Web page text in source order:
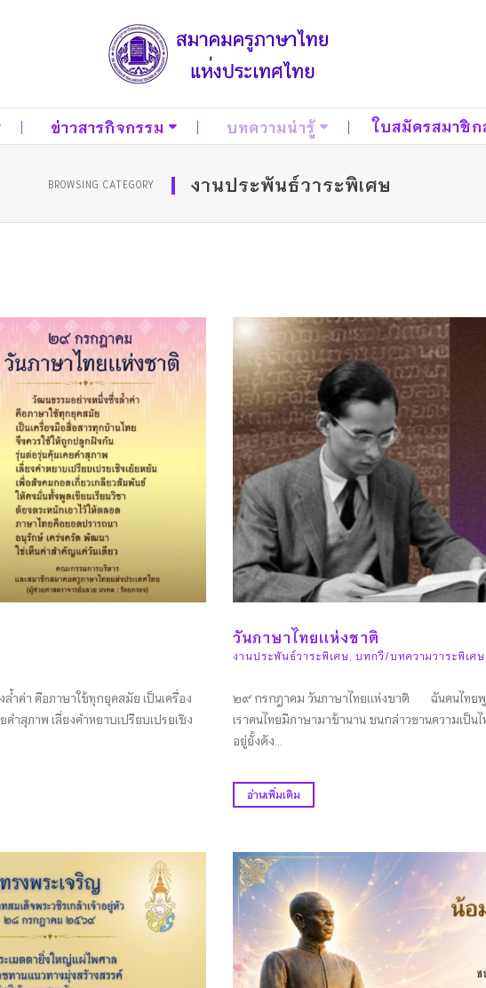
ข่าวสารกิจกรรม บทความน่ารู้ ใบสมัครสมาชิก
BROWSING CATEGORY งานประพันธ์วาระพิเศษ
ค่า คือภาษาใช้ทุกยุคสมัย เป็นเครื่อง
ำสุภาพ เลี่ยงคำหยาบเปรียบเปรยเชิง
วันภาษาไทยเเห่งชาติ
งานประพันธ์วาระพิเศษ บทกวี/บทความวาระพิเศษ
๒๙ กรกฎาคม วันภาษาไทยเเห่งชาติ ฉันคนไทยพู
เราคนไทยมีภาษามาช้านาน ชนกล่าวขานความเป็
อยู่ยั้งดัง...
อ่านเพิ่มเติม